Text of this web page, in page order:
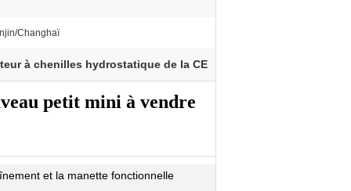
Changhaï
à chenilles hydrostatique de la CE
petit mini à vendre
et la manette fonctionnelle